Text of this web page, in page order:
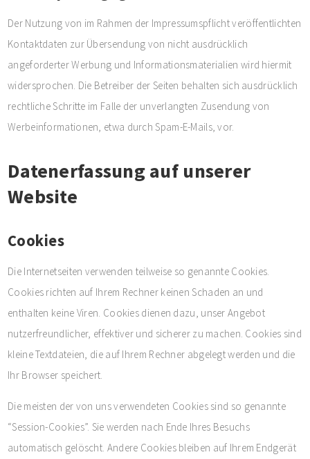
Der Nutzung von im Rahmen der Impressumspflicht veröffentlichten
Kontaktdaten zur Übersendung von nicht ausdrücklich
angeforderter Werbung und Informationsmaterialien wird hiermit
widersprochen. Die Betreiber der Seiten behalten sich ausdrücklich
rechtliche Schritte im Falle der unverlangten Zusendung von
Werbeinformationen, etwa durch Spam-E-Mails, vor.
Datenerfassung auf unserer
Website
Cookies
Die Internetseiten verwenden teilweise so genannte Cookies.
Cookies richten auf Ihrem Rechner keinen Schaden an und
enthalten keine Viren. Cookies dienen dazu, unser Angebot
nutzerfreundlicher, effektiver und sicherer zu machen. Cookies sind
kleine Textdateien, die auf Ihrem Rechner abgelegt werden und die
Ihr Browser speichert.
Die meisten der von uns verwendeten Cookies sind so genannte
“Session-Cookies”. Sie werden nach Ende Ihres Besuchs
automatisch gelöscht. Andere Cookies bleiben auf Ihrem Endgerät